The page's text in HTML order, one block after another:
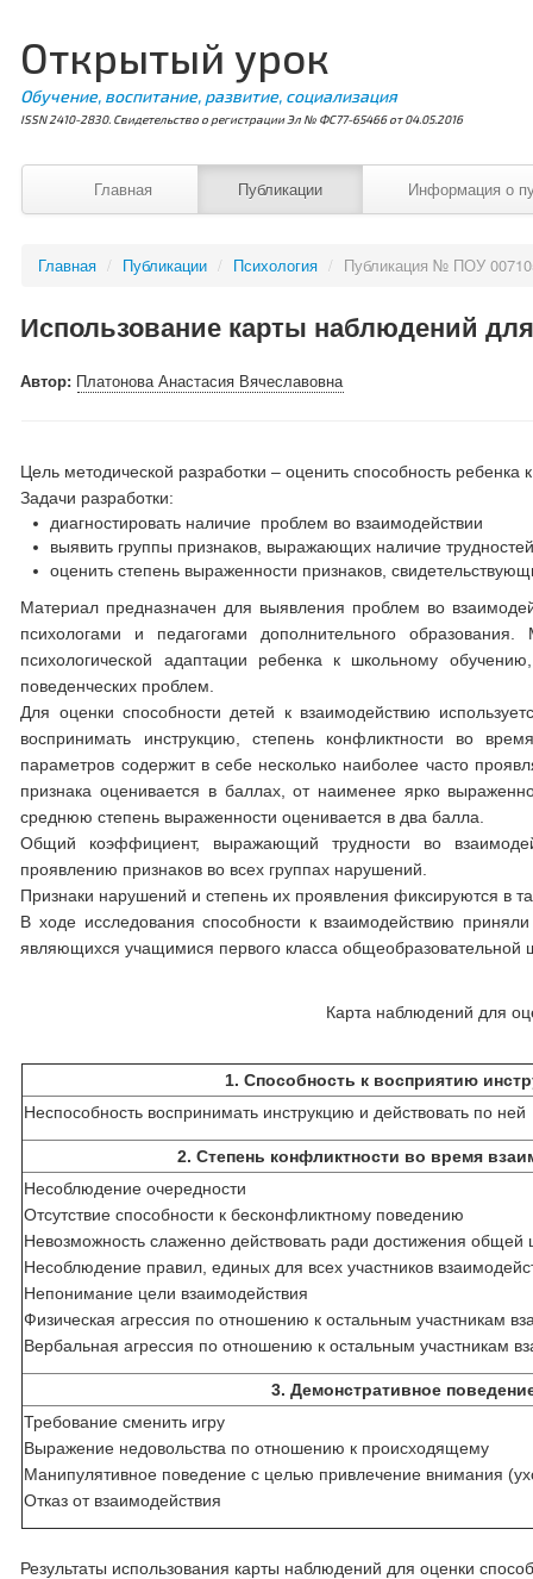
Открытый урок
Обучение, воспитание, развитие, социализация
ISSN 2410-2830. Свидетельство о регистрации Эл № ФС77-65466 от 04.05.2016
Главная Публикации Информация о
Главная / Публикации / Психология / Публикация № ПОУ
Использование карты наблюдений
Автор: Платонова Анастасия Вячеславовна
Цель методической разработки – оценить способность ребенка
Задачи разработки:
диагностировать наличие проблем во взаимодействии
выявить группы признаков, выражающих наличие
оценить степень выраженности признаков,
Материал предназначен для выявления проблем во
психологами и педагогами дополнительного
психологической адаптации ребенка к школьному
поведенческих проблем.
Для оценки способности детей к взаимодействию
воспринимать инструкцию, степень конфликтности во
параметров содержит в себе несколько наиболее часто
признака оценивается в баллах, от наименее ярко
среднюю степень выраженности оценивается в два балла.
Общий коэффициент, выражающий трудности во
проявлению признаков во всех группах нарушений.
Признаки нарушений и степень их проявления фиксируются в
В ходе исследования способности к взаимодействию
являющихся учащимися первого класса общеобразовательной
Карта наблюдений для
1.Способность к восприятию
Неспособность воспринимать инструкцию и действовать по ней
2.Степень конфликтности во время
Несоблюдение очередности
Отсутствие способности к бесконфликтному поведению
Невозможность слаженно действовать ради достижения общей
Несоблюдение правил, единых для всех участников
Непонимание цели взаимодействия
Физическая агрессия по отношению к остальным участникам
Вербальная агрессия по отношению к остальным участникам
3. Демонстративное
Требование сменить игру
Выражение недовольства по отношению к происходящему
Манипулятивное поведение с целью привлечение внимания
Отказ от взаимодействия
Результаты использования карты наблюдений для оценки